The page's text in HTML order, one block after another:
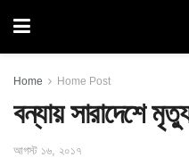
Home Home Post
বন্যায় সারাদেশে
আগস্ট ১৬, ২০১৭